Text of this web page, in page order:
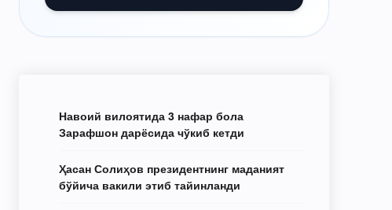
Навоий вилоятида 3 нафар бола
Зарафшон дарёсида чўкиб кетди
Ҳасан Солиҳов президентнинг маданият
бўйича вакили этиб тайинланди